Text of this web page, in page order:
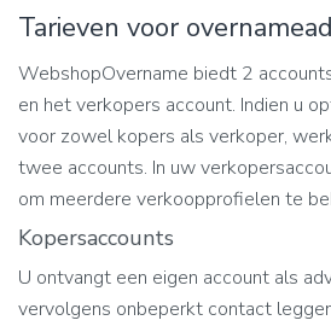
Tarieven voor
WebshopOvername biedt 2
en het verkopers account. Indien u
voor zowel kopers als verkoper,
twee accounts. In uw
om meerdere verkoopprofielen te
Kopersaccounts
U ontvangt een eigen account als
vervolgens onbeperkt contact